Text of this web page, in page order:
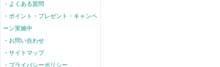
・よくある質問
・ポイント・プレゼント・キャンペ
ーン実施中
・お問い合わせ
・サイトマップ
・プライバシーポリシー